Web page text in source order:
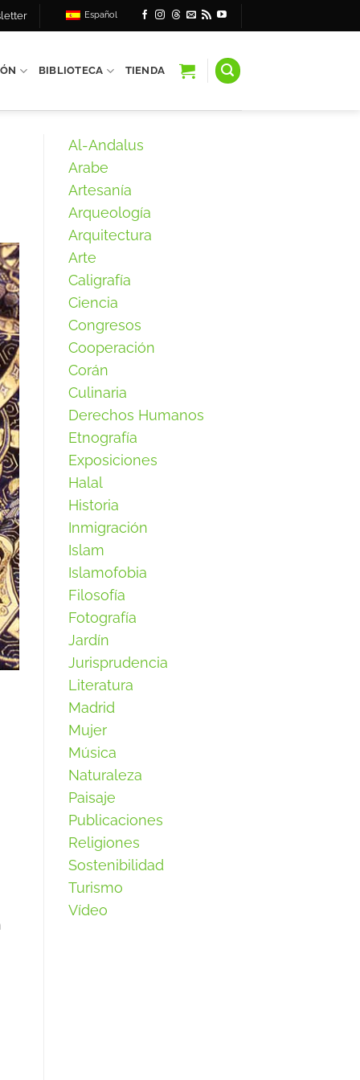
Español
BIBLIOTECA TIENDA
Al-Andalus
Arabe
Artesanía
Arqueología
Arquitectura
Arte
Caligrafía
Ciencia
Congresos
Cooperación
Corán
Culinaria
Derechos Humanos
Etnografía
Exposiciones
Halal
Historia
Inmigración
Islam
Islamofobia
Filosofía
Fotografía
Jardín
Jurisprudencia
Literatura
Madrid
Mujer
Música
Naturaleza
Paisaje
Publicaciones
Religiones
Sostenibilidad
Turismo
Vídeo